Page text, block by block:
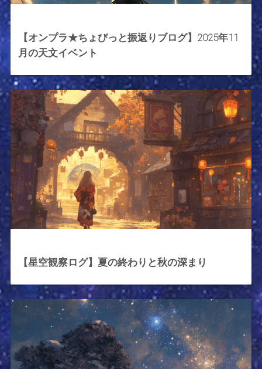
【オンプラ★ちょびっと振返りブログ】2025年11
月の天文イベント
【星空観察ログ】夏の終わりと秋の深まり